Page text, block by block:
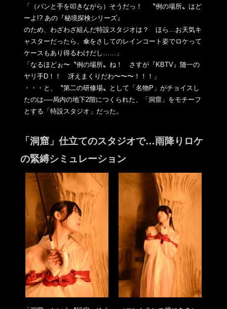
「（パンと手を叩きながら）そうだっ！ 〝例の場所〟はど
ーよ!? あの『秘境探検シリーズ』
のため、わざわざ組んだ特設スタジオは？ ほら…お天気キ
ャスターだったら、傘をさしてのレインコート姿でロケって
ケースもあり得るわけだし……」
「なるほどぉ〜〝例の場所〟ね！ さすが『KBTV』随一の
ヤリ手D！！ 冴えまくりだわ〜〜〜！！！」
・・・と、〝第二の研修場〟として「名物P」がチョイスし
たのは──局内の地下2階につくられた、「洞窟」をモチーフ
とする「特設スタジオ」だった。
「洞窟」仕立てのスタジオで…雨降りロケ
の緊縛シミュレーション